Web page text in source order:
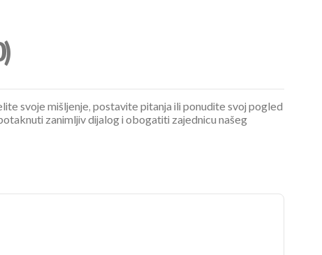
svoje mišljenje, postavite pitanja ili ponudite svoj pogled
zanimljiv dijalog i obogatiti zajednicu našeg